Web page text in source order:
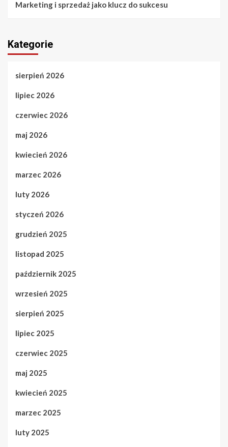
Marketing i sprzedaż jako klucz do sukcesu
Kategorie
sierpień 2026
lipiec 2026
czerwiec 2026
maj 2026
kwiecień 2026
marzec 2026
luty 2026
styczeń 2026
grudzień 2025
listopad 2025
październik 2025
wrzesień 2025
sierpień 2025
lipiec 2025
czerwiec 2025
maj 2025
kwiecień 2025
marzec 2025
luty 2025